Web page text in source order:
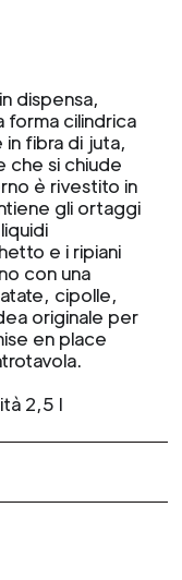
dispensa,
cilindrica
in fibra di juta,
che si chiude
è rivestito in
gli ortaggi
e i ripiani
con una
cipolle,
originale per
en place
2,5 l